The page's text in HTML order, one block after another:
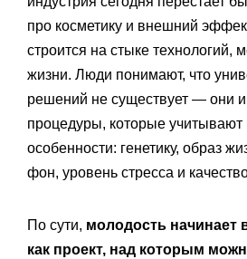
про косметику и внешний
строится на стыке технологий,
жизни. Люди понимают, что
решений не существует — они
процедуры, которые учитывают
особенности: генетику, образ
фон, уровень стресса и
По сути, молодость начинает
как проект, над которым